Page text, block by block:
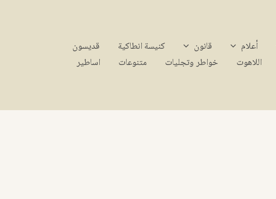
أعلام قانون كنيسة انطاكية
قديسون
اللاهوت خواطر وتجليات متنوعات اساطير